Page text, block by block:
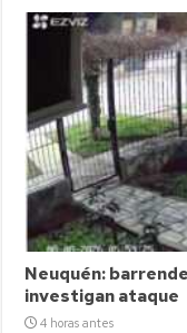
Neuquén:
investigan ataque
4 horas antes